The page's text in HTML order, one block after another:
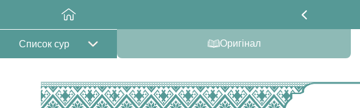
Список сур Оригінал